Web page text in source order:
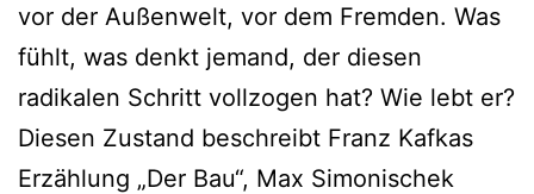
vor der Außenwelt, vor dem Fremden. Was
fühlt, was denkt jemand, der diesen
radikalen Schritt vollzogen hat? Wie lebt er?
Diesen Zustand beschreibt Franz Kafkas
Erzählung „Der Bau“, Max Simonischek